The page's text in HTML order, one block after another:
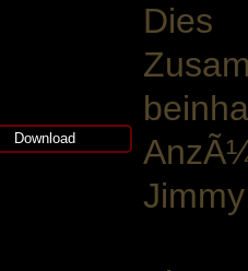
Download